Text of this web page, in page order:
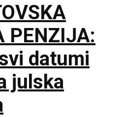
PENZIJA:
datumi
julska